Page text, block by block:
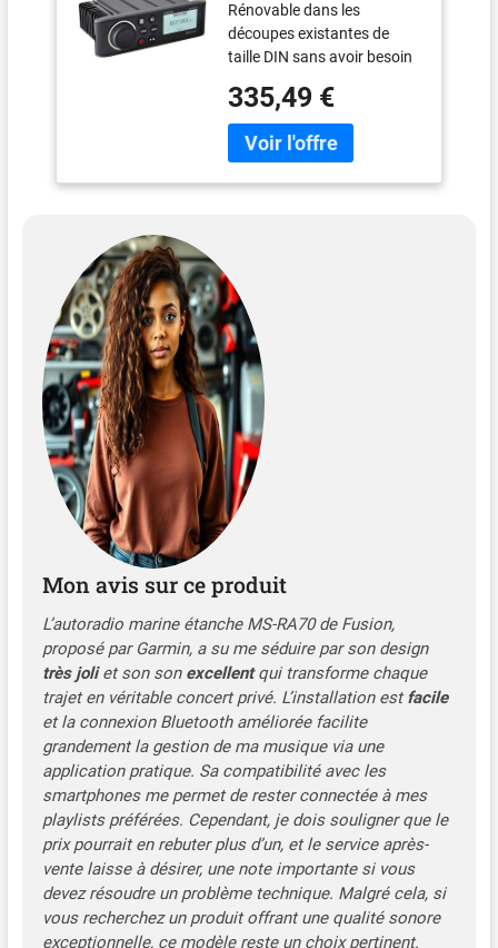
Rénovable dans les
découpes existantes de
taille DIN sans avoir besoin
tableau de bord Écran LCD
monochrome brillant de 6,6
cm Réglez les niveaux audio
partir d'un appareil
intelligent compatible ou
d'une montre Garmin Indice
d'étanchéité IPX7
335,49 €
Mon avis sur ce produit
L’autoradio marine étanche MS-RA70 de Fusion,
proposé par Garmin, a su me séduire par son design
très joliet son son excellentqui transforme chaque
trajet en véritable concert privé. L’installation estfacile
et la connexion Bluetooth améliorée facilite
grandement la gestion de ma musique via une
application pratique. Sa compatibilité avec les
smartphones me permet de rester connectée à mes
playlists préférées. Cependant, je dois souligner que le
prix pourrait en rebuter plus d’un, et le service après-
vente laisse à désirer, une note importante si vous
devez résoudre un problème technique. Malgré cela, si
vous recherchez un produit offrant une qualité sonore
exceptionnelle, ce modèle reste un choix pertinent.